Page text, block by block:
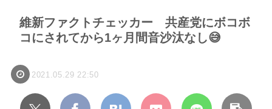
維新ファクトチェッカー 共産党にボコボ
コにされてから1ヶ月間音沙汰なし😅
2021.05.29 22:50